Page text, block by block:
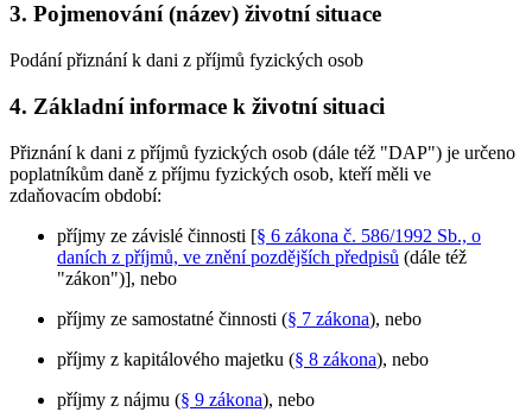
3. Pojmenování (název) životní situace
Podání přiznání k dani z příjmů fyzických osob
4. Základní informace k životní situaci
Přiznání k dani z příjmů fyzických osob (dále též "DAP") je určeno
poplatníkům daně z příjmu fyzických osob, kteří měli ve
zdaňovacím období:
příjmy ze závislé činnosti [§ 6 zákona č. 586/1992 Sb., o
daních z příjmů, ve znění pozdějších předpisů (dále též
"zákon")], nebo
příjmy ze samostatné činnosti (§ 7 zákona), nebo
příjmy z kapitálového majetku (§ 8 zákona), nebo
příjmy z nájmu (§ 9 zákona), nebo